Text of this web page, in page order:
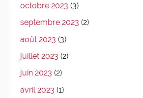
octobre 2023 (3)
septembre 2023 (2)
août 2023 (3)
juillet 2023 (2)
juin 2023 (2)
avril 2023 (1)